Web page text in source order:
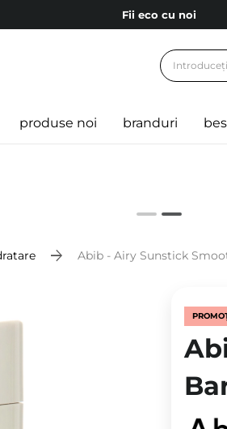
Fii eco cu noi
Livrare mai ieftină pentru comenzile
produse noi branduri
Abib - Airy Sunstick